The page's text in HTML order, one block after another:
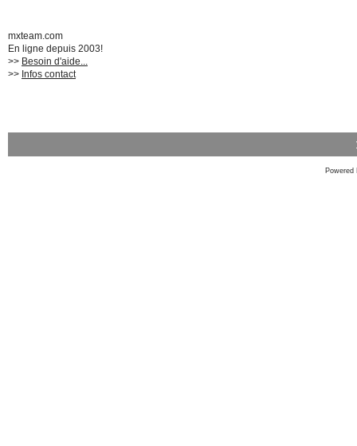
mxteam.com
En ligne depuis 2003!
>> Besoin d'aide...
>> Infos contact